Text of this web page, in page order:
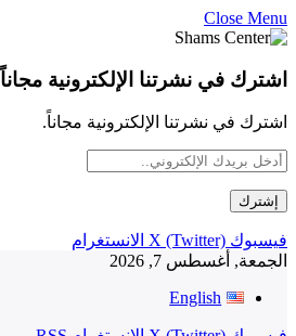
Close Menu
اشترك في نشرتنا الإلكترونية مجاناً
اشترك في نشرتنا الإلكترونية مجاناً.
فيسبوك X (Twitter) الانستغرام
الجمعة, أغسطس 7, 2026
English